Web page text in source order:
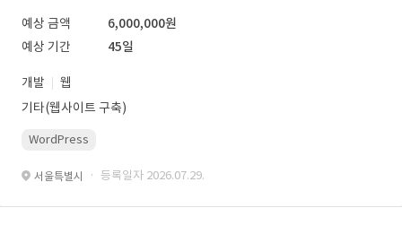
예상 금액
6,000,000원
예상 기간
45일
개발
웹
기타(웹사이트 구축)
WordPress
서울특별시 · 등록일자 2026.07.29.